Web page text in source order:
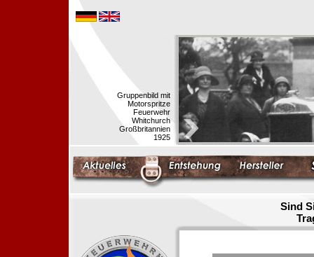
Gruppenbild mit
Motorspritze
Feuerwehr
Whitchurch
Großbritannien
1925
Sind